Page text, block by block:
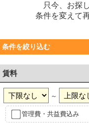
只今、お探
条件を変えて
条件を絞り込む
賃料
～
管理費・共益費込み